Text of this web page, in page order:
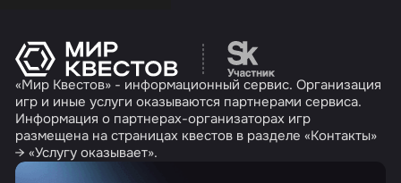
Перейти на сайт
«Мир Квестов» - информационный сервис. Организация
игр и иные услуги оказываются партнерами сервиса.
Информация о партнерах-организаторах игр
размещена на страницах квестов в разделе «Контакты»
→ «Услугу оказывает».